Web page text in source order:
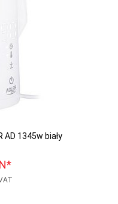
AD 1345w biały